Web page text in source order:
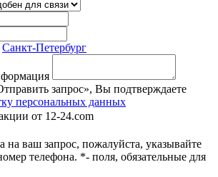
Санкт-Петербург
запрос», Вы подтверждаете
персональных данных
от 12-24.com
на ваш запрос, пожалуйста, указывайте
телефона. *- поля, обязательные для